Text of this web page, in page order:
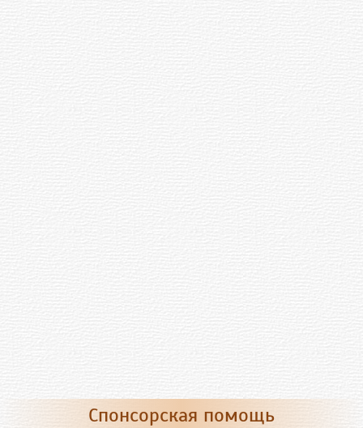
Спонсорская помощь